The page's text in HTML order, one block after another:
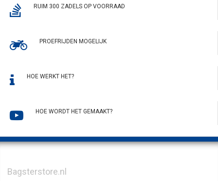
RUIM 300 ZADELS OP VOORRAAD
PROEFRIJDEN MOGELIJK
HOE WERKT HET?
HOE WORDT HET GEMAAKT?
Bagsterstore.nl